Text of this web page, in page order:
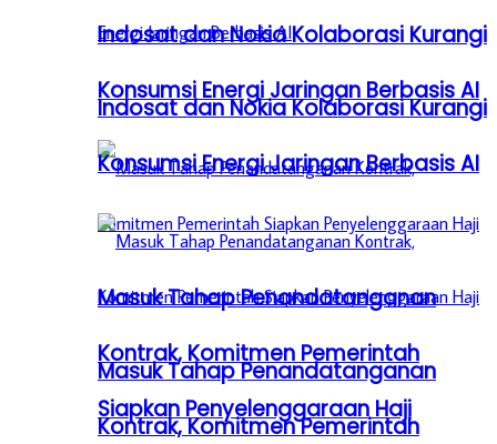
Indosat dan Nokia Kolaborasi Kurangi
Konsumsi Energi Jaringan Berbasis AI
Masuk Tahap Penandatanganan
Kontrak, Komitmen Pemerintah
Siapkan Penyelenggaraan Haji
Indosat dan Nokia Kolaborasi Kurangi
Konsumsi Energi Jaringan Berbasis AI
Masuk Tahap Penandatanganan
Kontrak, Komitmen Pemerintah